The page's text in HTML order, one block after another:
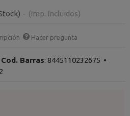
- (Imp. Incluidos)
Hacer pregunta
Barras: 8445110232675 •